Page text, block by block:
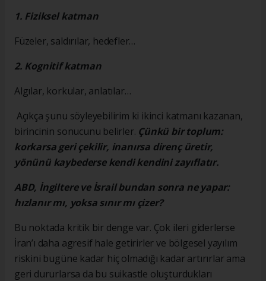
1. Fiziksel katman
Füzeler, saldırılar, hedefler…
2. Kognitif katman
Algılar, korkular, anlatılar…
Açıkça şunu söyleyebilirim ki ikinci katmanı kazanan,
birincinin sonucunu belirler. Çünkü bir toplum:
korkarsa geri çekilir, inanırsa direnç üretir,
yönünü kaybederse kendi kendini zayıflatır.
ABD, İngiltere ve İsrail bundan sonra ne yapar:
hızlanır mı, yoksa sınır mı çizer?
Bu noktada kritik bir denge var. Çok ileri giderlerse
İran’ı daha agresif hale getirirler ve bölgesel yayılım
riskini bugüne kadar hiç olmadığı kadar artırırlar ama
geri dururlarsa da bu suikastle oluşturdukları